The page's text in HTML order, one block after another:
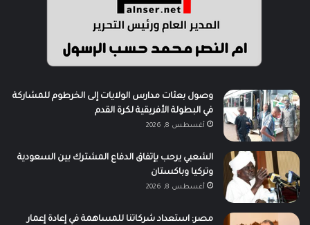
وصول بعثات مدارس الولايات إلى الخرطوم للمشاركة
في البطولة الأفريقية لكرة القدم
أغسطس 8, 2026
الشعبي يرحب بإتفاق الدفاع المشترك بين السعودية
وتركيا وباكستان
أغسطس 8, 2026
مصر: استعداد شركاتنا للمساهمة في إعادة إعمار